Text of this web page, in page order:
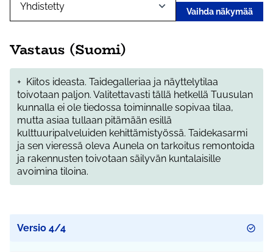
Vaihda näkymää
Vastaus (Suomi)
+ Kiitos ideasta. Taidegalleriaa ja näyttelytilaa
toivotaan paljon. Valitettavasti tällä hetkellä Tuusulan
kunnalla ei ole tiedossa toiminnalle sopivaa tilaa,
mutta asiaa tullaan pitämään esillä
kulttuuripalveluiden kehittämistyössä. Taidekasarmi
ja sen vieressä oleva Aunela on tarkoitus remontoida
ja rakennusten toivotaan säilyvän kuntalaisille
avoimina tiloina.
Versio 4/4